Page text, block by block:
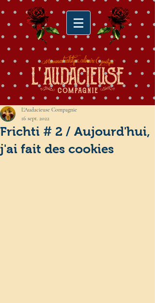
Frichti # 2 / Aujourd'hui,
j'ai fait des cookies
L'Audacieuse Compagnie
16 sept. 2022